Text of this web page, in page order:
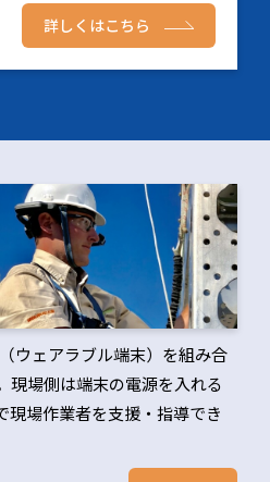
詳しくはこちら
ウェアラブル端末）を組み合
現場側は端末の電源を入れる
現場作業者を支援・指導でき